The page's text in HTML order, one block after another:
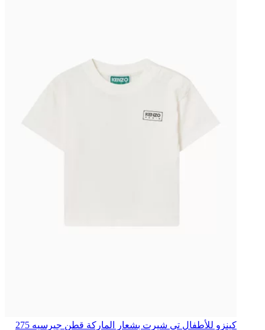
كينزو للأطفال تي شيرت بشعار الماركة قطن جيرسيه 275